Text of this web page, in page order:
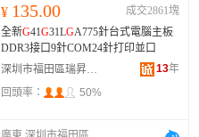
¥ 135.00
成交2861塊
全新G41G31LGA775針台式電腦主板
DDR3接口9針COM24針打印並口
深圳市福田區瑞昇捷電腦商行
13年
回頭率：
50%